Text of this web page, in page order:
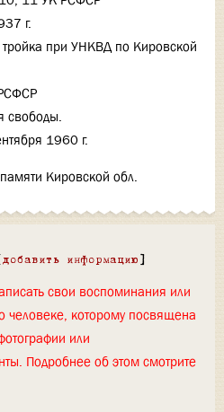
г.
при УНКВД по Кировской
свободы.
1960 г.
Кировской обл.
добавить информацию ]
свои воспоминания или
человеке, которому посвящена
или
Подробнее об этом смотрите